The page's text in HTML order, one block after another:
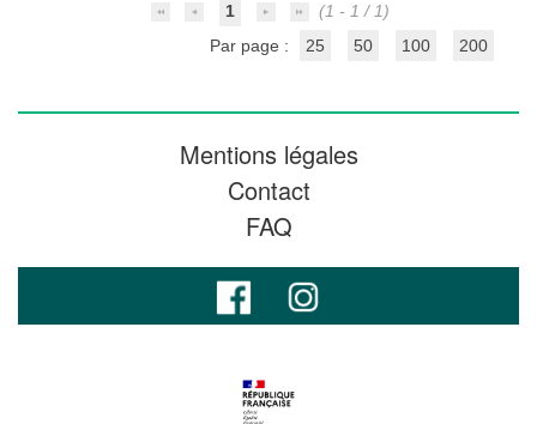
1
(1 - 1 / 1)
Par page :
25 50 100 200
Mentions légales
Contact
FAQ